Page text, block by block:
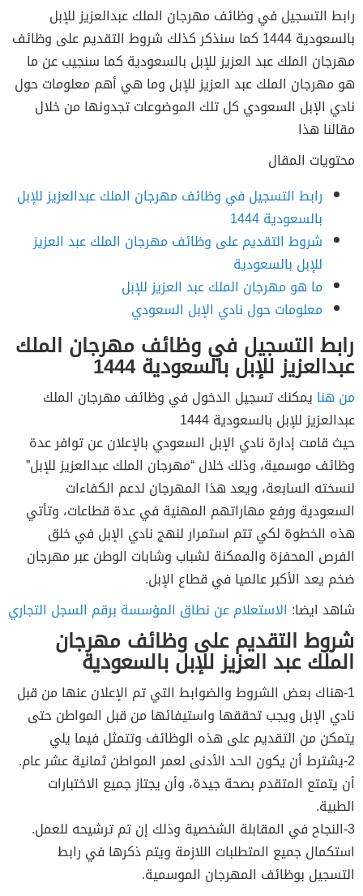
رابط التسجيل في وظائف مهرجان الملك عبدالعزيز للإبل
بالسعودية 1444 كما سنذكر كذلك شروط التقديم على وظائف
مهرجان الملك عبد العزيز للإبل بالسعودية كما سنجيب عن ما
هو مهرجان الملك عبد العزيز للإبل وما هي أهم معلومات حول
نادي الإبل السعودي كل تلك الموضوعات تجدونها من خلال
مقالنا هذا
محتويات المقال
رابط التسجيل في وظائف مهرجان الملك عبدالعزيز للإبل
بالسعودية 1444
شروط التقديم على وظائف مهرجان الملك عبد العزيز
للإبل بالسعودية
ما هو مهرجان الملك عبد العزيز للإبل
معلومات حول نادي الإبل السعودي
رابط التسجيل في وظائف مهرجان الملك
عبدالعزيز للإبل بالسعودية 1444
من هنا يمكنك تسجيل الدخول في وظائف مهرجان الملك
عبدالعزيز للإبل بالسعودية 1444
حيث قامت إدارة نادي الإبل السعودي بالإعلان عن توافر عدة
وظائف موسمية، وذلك خلال “مهرجان الملك عبدالعزيز للإبل”
لنسخته السابعة، ويعد هذا المهرجان لدعم الكفاءات
السعودية ورفع مهاراتهم المهنية في عدة قطاعات، وتأتي
هذه الخطوة لكي تتم استمرار لنهج نادي الإبل في خلق
الفرص المحفزة والممكنة لشباب وشابات الوطن عبر مهرجان
ضخم يعد الأكبر عالميا في قطاع الإبل.
شاهد ايضا: الاستعلام عن نطاق المؤسسة برقم السجل التجاري
شروط التقديم على وظائف مهرجان
الملك عبد العزيز للإبل بالسعودية
1-هناك بعض الشروط والضوابط التي تم الإعلان عنها من قبل
نادي الإبل ويجب تحققها واستيفائها من قبل المواطن حتى
يتمكن من التقديم على هذه الوظائف وتتمثل فيما يلي
2-يشترط أن يكون الحد الأدنى لعمر المواطن ثمانية عشر عام.
أن يتمتع المتقدم بصحة جيدة، وأن يجتاز جميع الاختبارات
الطبية.
3-النجاح في المقابلة الشخصية وذلك إن تم ترشيحه للعمل.
استكمال جميع المتطلبات اللازمة ويتم ذكرها في رابط
التسجيل بوظائف المهرجان الموسمية.